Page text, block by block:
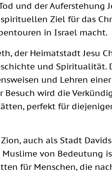
und der Auferstehung
Ziel für das
in Israel macht.
der Heimatstadt Jesu
und Spiritualität.
und Lehren
Besuch wird die
perfekt für
auch als Stadt
Muslime von Bedeutung
für Menschen, die